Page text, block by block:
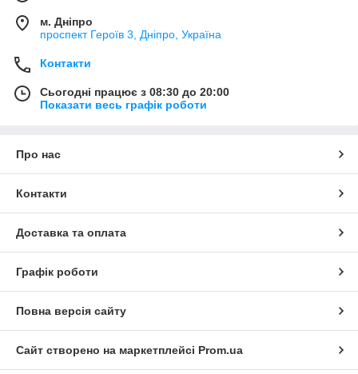
м. Дніпро
проспект Героїв 3, Дніпро, Україна
Контакти
Сьогодні працює з 08:30 до 20:00
Показати весь графік роботи
Про нас
Контакти
Доставка та оплата
Графік роботи
Повна версія сайту
Сайт створено на маркетплейсі Prom.ua